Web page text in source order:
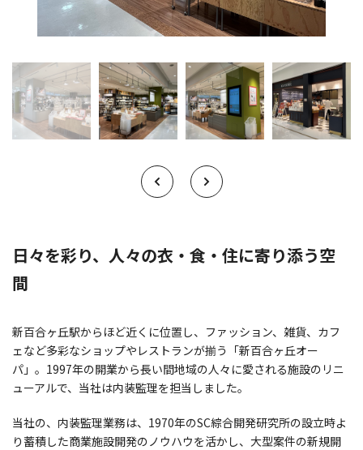
日々を彩り、人々の衣・食・住に寄り添う空
間
新百合ヶ丘駅からほど近くに位置し、ファッション、雑貨、カフ
ェなど多彩なショップやレストランが揃う「新百合ヶ丘オー
パ」。1997年の開業から長い間地域の人々に愛される施設のリニ
ューアルで、当社は内装監理を担当しました。
当社の、内装監理業務は、1970年のSC綜合開発研究所の設立時よ
り蓄積した商業施設開発のノウハウを活かし、大型案件の新規開